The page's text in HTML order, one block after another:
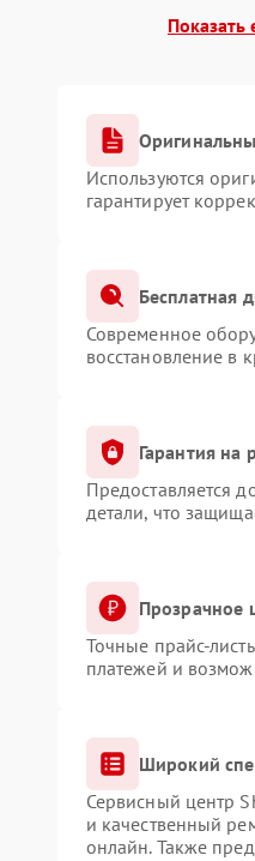
Показать
Используются
гарантирует
Бесплатная
Современное
восстановление в
Гарантия на
Предоставляется
детали, что
Прозрачное
Точные прайс-
платежей и
Широкий
Сервисный центр
и качественный
онлайн. Также